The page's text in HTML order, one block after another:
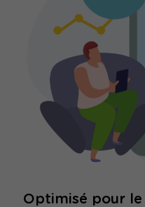
Optimisé pour